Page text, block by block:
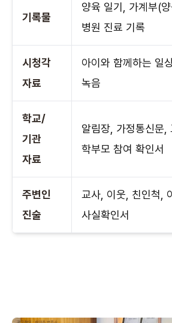
기록물
양육 일기, 가계부(
병원 진료 기록
시청각
자료
아이와 함께하는 일
녹음
학교/
기관
자료
알림장, 가정통신문,
학부모 참여 확인서
주변인
진술
교사, 이웃, 친인척,
사실확인서